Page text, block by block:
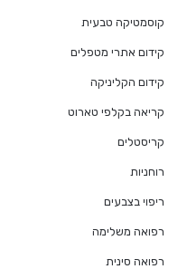
קוסמטיקה טבעית
קידום אתרי מטפלים
קידום הקליניקה
קריאה בקלפי טארוט
קריסטלים
רוחניות
ריפוי בצבעים
רפואה משלימה
רפואה סינית